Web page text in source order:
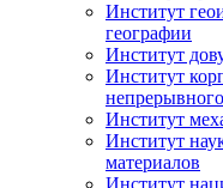
Институт
географии
Институт
Институт
Институт
Институт
материалов
Институт